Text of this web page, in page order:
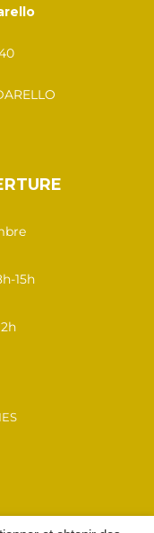
15h